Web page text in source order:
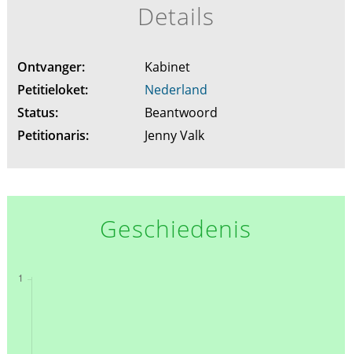
Details
Ontvanger:
Kabinet
Petitieloket:
Nederland
Status:
Beantwoord
Petitionaris:
Jenny Valk
Geschiedenis